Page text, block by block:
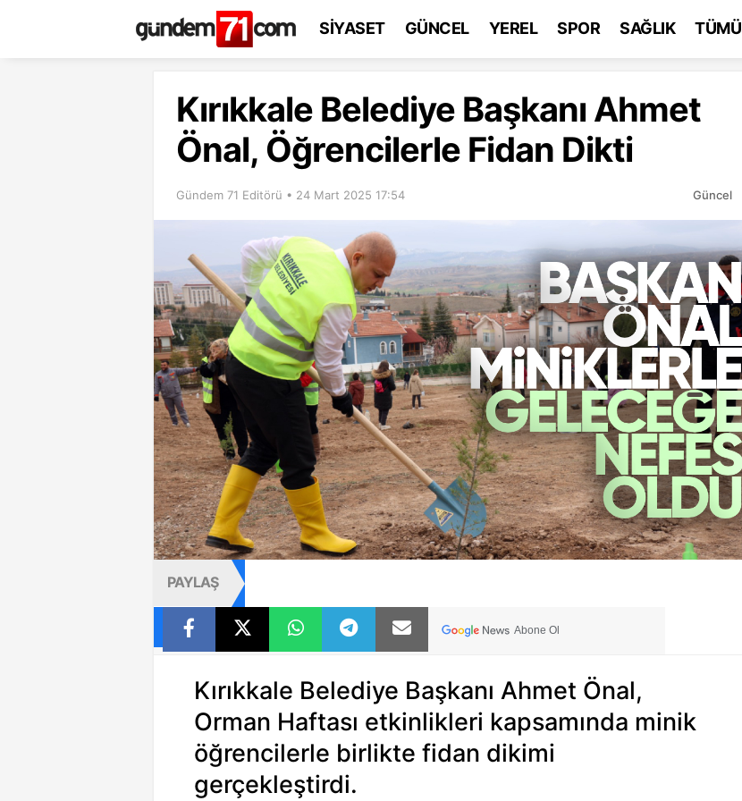
SİYASET GÜNCEL YEREL SPOR SAĞLIK TÜMÜ
Kırıkkale Belediye Başkanı Ahmet
Önal, Öğrencilerle Fidan Dikti
Gündem 71 Editörü • 24 Mart 2025 17:54 Güncel
PAYLAŞ
Abone Ol
Kırıkkale Belediye Başkanı Ahmet Önal,
Orman Haftası etkinlikleri kapsamında minik
öğrencilerle birlikte fidan dikimi
gerçekleştirdi.